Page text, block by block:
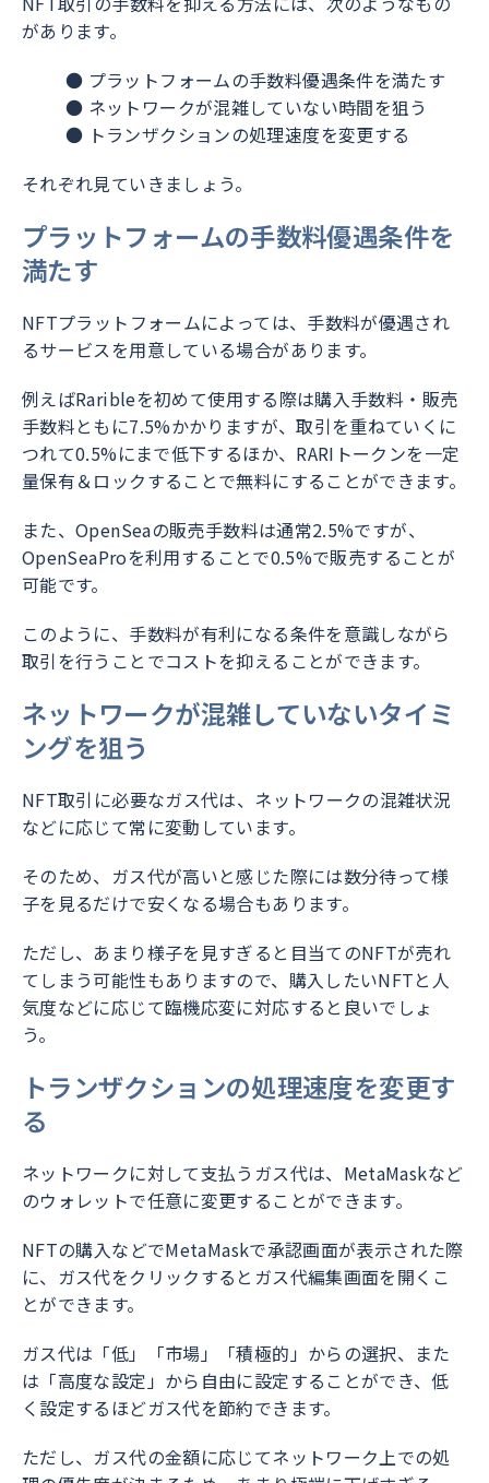
があります。
● プラットフォームの手数料優遇条件を満たす
● ネットワークが混雑していない時間を狙う
● トランザクションの処理速度を変更する
それぞれ見ていきましょう。
プラットフォームの手数料優遇条件を
満たす
NFTプラットフォームによっては、手数料が優遇され
るサービスを用意している場合があります。
例えばRaribleを初めて使用する際は購入手数料・販売
手数料ともに7.5%かかりますが、取引を重ねていくに
つれて0.5%にまで低下するほか、RARIトークンを一定
量保有＆ロックすることで無料にすることができます。
また、OpenSeaの販売手数料は通常2.5%ですが、
OpenSeaProを利用することで0.5%で販売することが
可能です。
このように、手数料が有利になる条件を意識しながら
取引を行うことでコストを抑えることができます。
ネットワークが混雑していないタイミ
ングを狙う
NFT取引に必要なガス代は、ネットワークの混雑状況
などに応じて常に変動しています。
そのため、ガス代が高いと感じた際には数分待って様
子を見るだけで安くなる場合もあります。
ただし、あまり様子を見すぎると目当てのNFTが売れ
てしまう可能性もありますので、購入したいNFTと人
気度などに応じて臨機応変に対応すると良いでしょ
う。
トランザクションの処理速度を変更す
る
ネットワークに対して支払うガス代は、MetaMaskなど
のウォレットで任意に変更することができます。
NFTの購入などでMetaMaskで承認画面が表示された際
に、ガス代をクリックするとガス代編集画面を開くこ
とができます。
ガス代は「低」「市場」「積極的」からの選択、また
は「高度な設定」から自由に設定することができ、低
く設定するほどガス代を節約できます。
ただし、ガス代の金額に応じてネットワーク上での処